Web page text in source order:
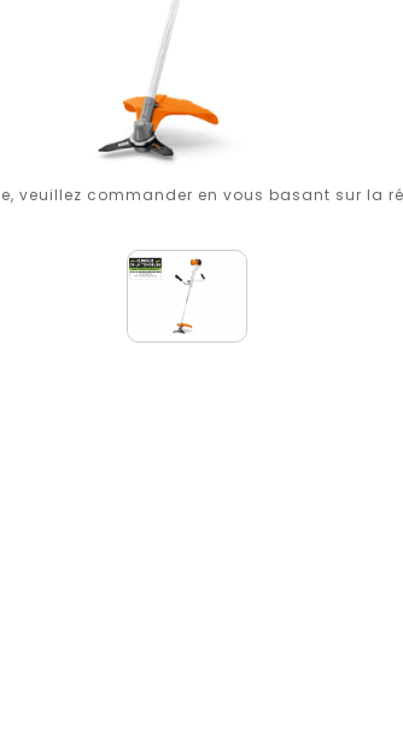
veuillez commander en vous basant sur la